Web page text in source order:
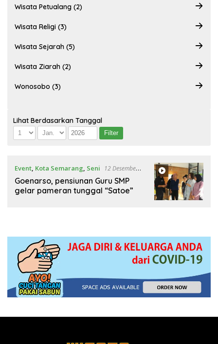
Wisata Petualang (2)
Wisata Religi (3)
Wisata Sejarah (5)
Wisata Ziarah (2)
Wonosobo (3)
Lihat Berdasarkan Tanggal
Event, Kota Semarang, Seni
12 Desember
2022
Goenarso, pensiunan Guru SMP
gelar pameran tunggal “Satoe”